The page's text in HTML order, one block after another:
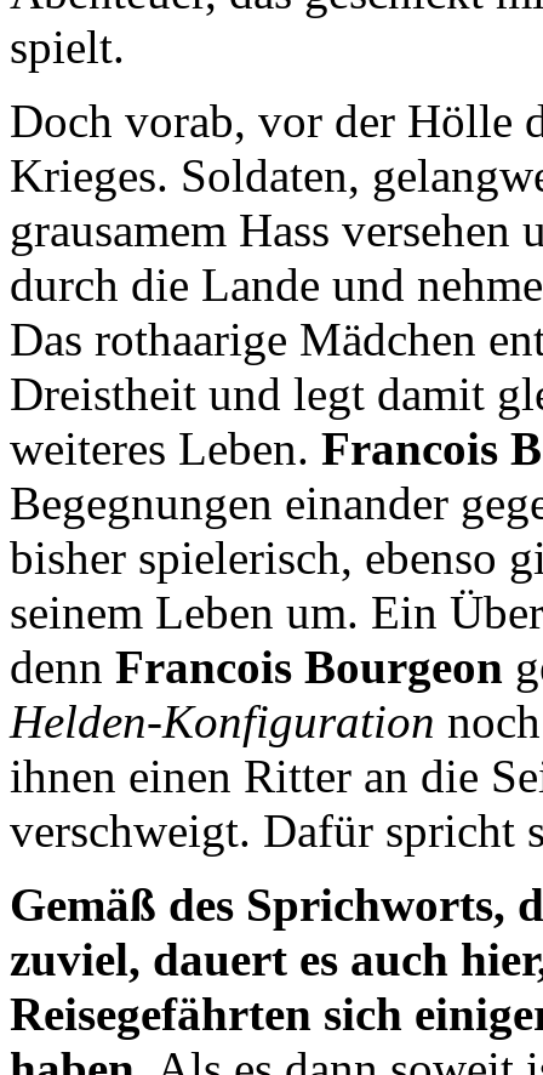
spielt.
Doch vorab, vor der Hölle
Krieges. Soldaten,
grausamem Hass
durch die Lande und
Das rothaarige Mädchen
Dreistheit und legt damit
weiteres Leben. Francois
Begegnungen einander
bisher spielerisch, ebenso
seinem Leben um. Ein
denn Francois Bourgeon
Helden-Konfiguration
ihnen einen Ritter an die
verschweigt. Dafür spricht
Gemäß des Sprichworts,
zuviel, dauert es auch
Reisegefährten sich